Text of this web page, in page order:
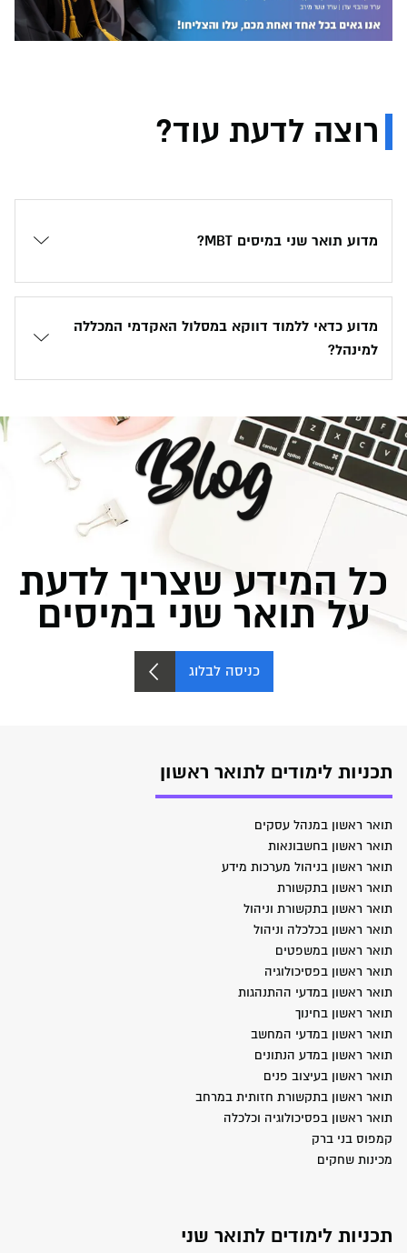
רוצה לדעת עוד?
מדוע תואר שני במיסים MBT?
מדוע כדאי ללמוד דווקא במסלול האקדמי המכללה
למינהל?
כל המידע שצריך לדעת
על תואר שני במיסים
כניסה לבלוג
תכניות לימודים לתואר ראשון
תואר ראשון במנהל עסקים
תואר ראשון בחשבונאות
תואר ראשון בניהול מערכות מידע
תואר ראשון בתקשורת
תואר ראשון בתקשורת וניהול
תואר ראשון בכלכלה וניהול
תואר ראשון במשפטים
תואר ראשון בפסיכולוגיה
תואר ראשון במדעי ההתנהגות
תואר ראשון בחינוך
תואר ראשון במדעי המחשב
תואר ראשון במדע הנתונים
תואר ראשון בעיצוב פנים
תואר ראשון בתקשורת חזותית במרחב
תואר ראשון בפסיכולוגיה וכלכלה
קמפוס בני ברק
מכינות שחקים
תכניות לימודים לתואר שני